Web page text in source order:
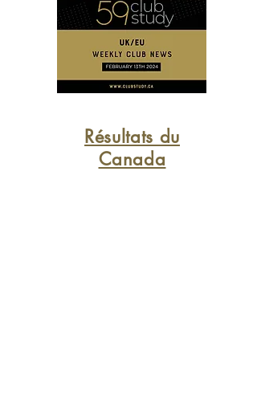
Résultats du
Canada